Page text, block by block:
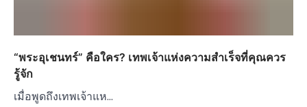
“พระอุเชนทร์” คือใคร? เทพเจ้าแห่งความสำเร็จที่คุณควร
รู้จัก
เมื่อพูดถึงเทพเจ้าแห…